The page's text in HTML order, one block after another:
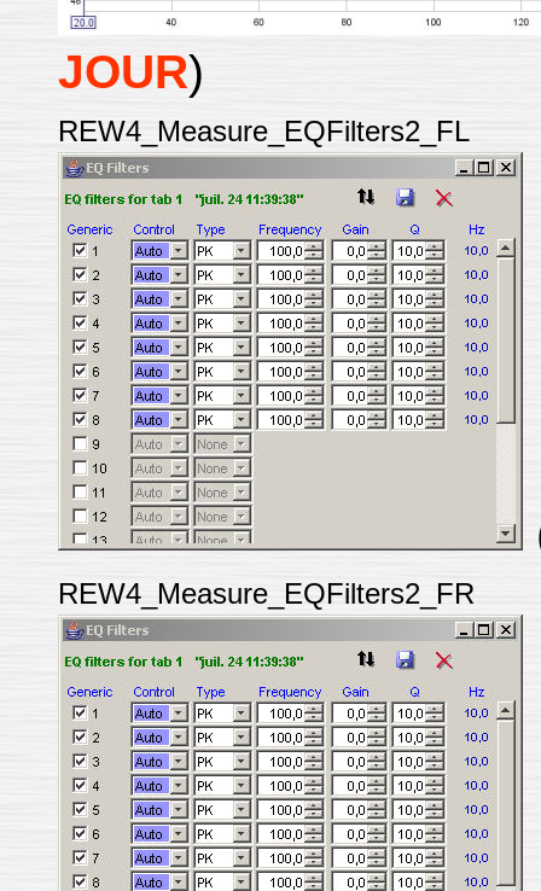
JOUR)
REW4_Measure_EQFilters2_FL
REW4_Measure_EQFilters2_FR